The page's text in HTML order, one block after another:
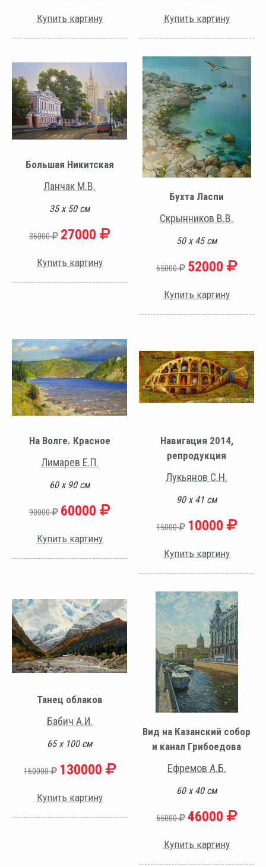
Купить картину Купить картину
Большая Никитская
Ланчак М.В.
35 х 50 см
36000 27000
Купить картину
Бухта Ласпи
Скрынников В.В.
50 х 45 см
65000 52000
Купить картину
На Волге. Красное
Лимарев Е.П.
60 х 90 см
90000 60000
Купить картину
Навигация 2014,
репродукция
Лукьянов С.Н.
90 х 41 см
15000 10000
Купить картину
Танец облаков
Бабич А.И.
65 х 100 см
160000 130000
Купить картину
Вид на Казанский собор
и канал Грибоедова
Ефремов А.Б.
60 х 40 см
55000 46000
Купить картину